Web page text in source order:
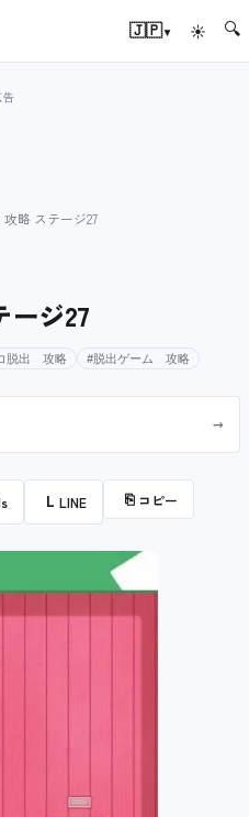
🇯🇵▾ ☀ 🔍
略 ステージ27
ージ27
脱出 攻略 #脱出ゲーム 攻略
→
L LINE ⎘ コピー